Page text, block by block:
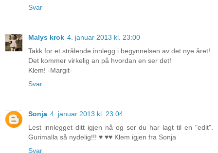
Svar
Malys krok 4. januar 2013 kl. 23:00
Takk for et strålende innlegg i begynnelsen av det nye året!
Det kommer virkelig an på hvordan en ser det!
Klem! -Margit-
Svar
Sonja 4. januar 2013 kl. 23:04
Lest innlegget ditt igjen nå og ser du har lagt til en "edit".
Gurimalla så nydelig!!! ♥ ♥♥ Klem igjen fra Sonja
Svar